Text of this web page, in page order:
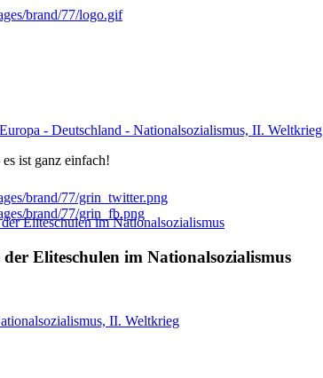
- Deutschland - Nationalsozialismus, II. Weltkrieg
ist ganz einfach!
Eliteschulen im Nationalsozialismus
II. Weltkrieg